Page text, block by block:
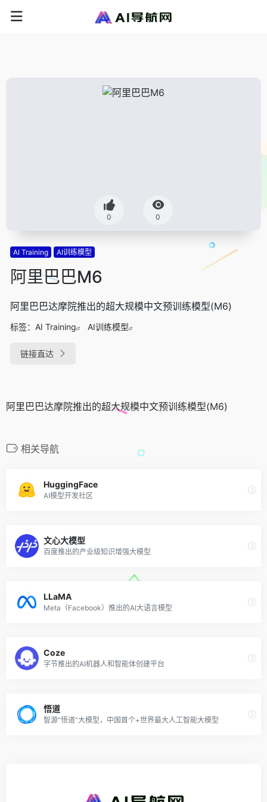
0 0
AI Training AI训练模型
阿里巴巴M6
阿里巴巴达摩院推出的超大规模中文预训练模型(M6)
标签： AI Training AI训练模型
链接直达
阿里巴巴达摩院推出的超大规模中文预训练模型(M6)
相关导航
HuggingFace
AI模型开发社区
文心大模型
百度推出的产业级知识增强大模型
LLaMA
Meta（Facebook）推出的AI大语言模型
Coze
字节推出的AI机器人和智能体创建平台
悟道
智源“悟道”大模型，中国首个+世界最大人工智能大模型